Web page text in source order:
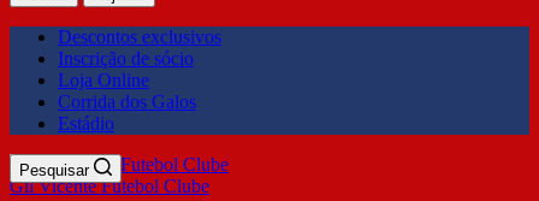
Descontos exclusivos
Inscrição de sócio
Loja Online
Corrida dos Galos
Estádio
Gil Vicente Futebol Clube
Pesquisar